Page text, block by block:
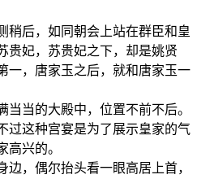
稍后，如同朝会上站在群臣和皇
贵妃，苏贵妃之下，却是姚贤
一，唐家玉之后，就和唐家玉一
当的大殿中，位置不前不后。
过这种宫宴是为了展示皇家的气
高兴的。
，偶尔抬头看一眼高居上首，